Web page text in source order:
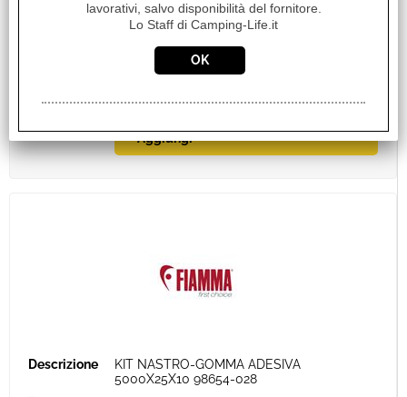
Disponibile su Ordinazione in circa
10/20gg (Tempistica indicativa non
vincolante)
KIT NASTRO-GOMMA ADESIVA
5000X25X10 98654-028
lavorativi, salvo disponibilità del fornitore.
Lo Staff di Camping-Life.it